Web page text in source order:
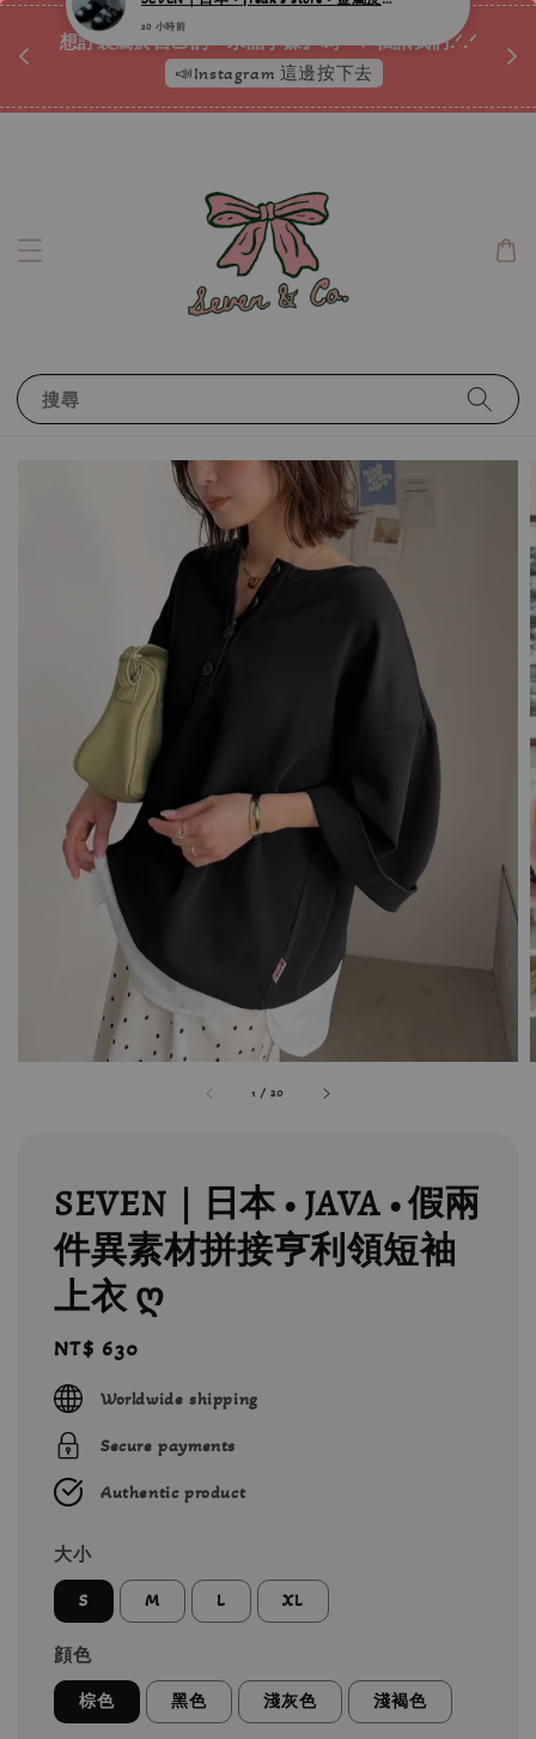
想訂製屬於自己的『水晶手鍊』嗎ꕀ♡ 私訊我們.ᐟ.ᐟ
📣Instagram 這邊按下去
搜尋
1 /20
SEVEN｜日本 • JAVA • 假兩
件異素材拼接亨利領短袖
上衣 ღ
Regular
price
NT$ 630
Worldwide shipping
Secure payments
Authentic product
大小
S M L XL
顔色
棕色 黑色 淺灰色 淺褐色